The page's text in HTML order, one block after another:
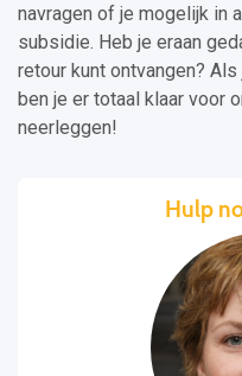
navragen of je mogelijk in
subsidie. Heb je eraan
retour kunt ontvangen?
ben je er totaal klaar voor
neerleggen!
Hulp